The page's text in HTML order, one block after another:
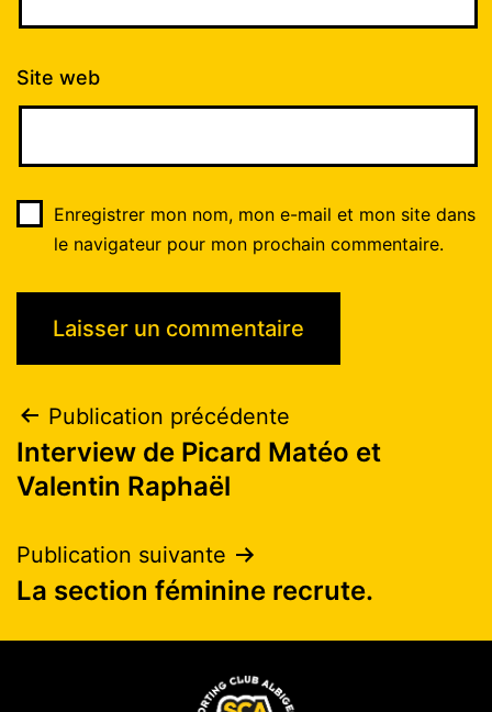
Site web
Enregistrer mon nom, mon e-mail et mon site dans
le navigateur pour mon prochain commentaire.
Publication précédente
Interview de Picard Matéo et
Valentin Raphaël
Publication suivante
La section féminine recrute.